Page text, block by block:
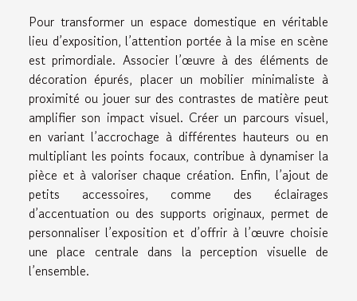
Pour transformer un espace domestique en véritable
lieu d’exposition, l’attention portée à la mise en scène
est primordiale. Associer l’œuvre à des éléments de
décoration épurés, placer un mobilier minimaliste à
proximité ou jouer sur des contrastes de matière peut
amplifier son impact visuel. Créer un parcours visuel,
en variant l’accrochage à différentes hauteurs ou en
multipliant les points focaux, contribue à dynamiser la
pièce et à valoriser chaque création. Enfin, l’ajout de
petits accessoires, comme des éclairages
d’accentuation ou des supports originaux, permet de
personnaliser l’exposition et d’offrir à l’œuvre choisie
une place centrale dans la perception visuelle de
l’ensemble.